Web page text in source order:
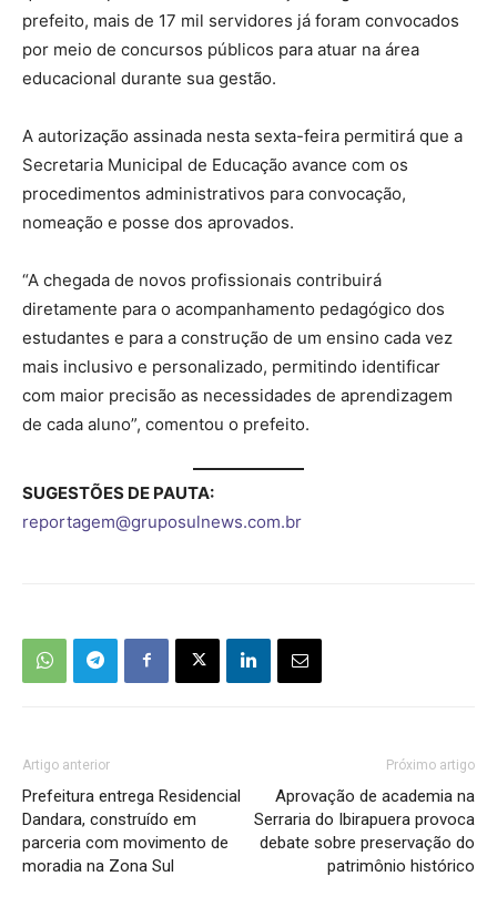
prefeito, mais de 17 mil servidores já foram convocados
por meio de concursos públicos para atuar na área
educacional durante sua gestão.
A autorização assinada nesta sexta-feira permitirá que a
Secretaria Municipal de Educação avance com os
procedimentos administrativos para convocação,
nomeação e posse dos aprovados.
“A chegada de novos profissionais contribuirá
diretamente para o acompanhamento pedagógico dos
estudantes e para a construção de um ensino cada vez
mais inclusivo e personalizado, permitindo identificar
com maior precisão as necessidades de aprendizagem
de cada aluno”, comentou o prefeito.
SUGESTÕES DE PAUTA:
reportagem@gruposulnews.com.br
Artigo anterior
Prefeitura entrega Residencial
Dandara, construído em
parceria com movimento de
moradia na Zona Sul
Próximo artigo
Aprovação de academia na
Serraria do Ibirapuera provoca
debate sobre preservação do
patrimônio histórico